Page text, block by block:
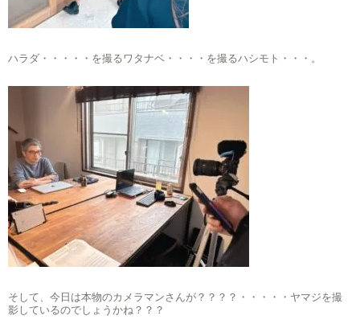
ハラダ・・・・・を撮るワタナベ・・・・を撮るハシモト・・・。
そして、今日は本物のカメラマンさんが？？？？・・・・・ヤマジを撮
影しているのでしょうかね？？？